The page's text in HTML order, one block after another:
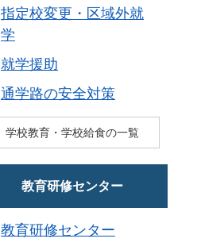
指定校変更・区域外就
学
就学援助
通学路の安全対策
学校教育・学校給食の一覧
教育研修センター
教育研修センター